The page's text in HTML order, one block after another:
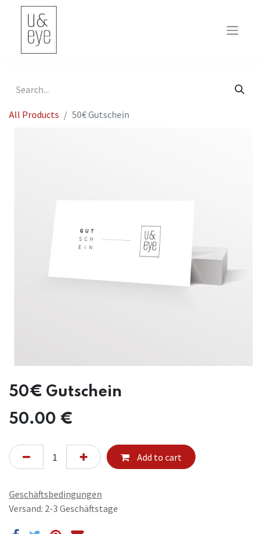
All Products 50€ Gutschein
50€ Gutschein
50.00 €
Add to cart
Geschäftsbedingungen
Versand: 2-3 Geschäftstage